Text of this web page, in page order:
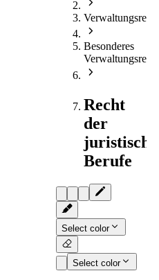
Verwaltungsrecht
Besonderes
Verwaltungsrecht
Recht
der
juristischen
Berufe
Select color
Select color